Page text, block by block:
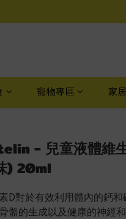
寵物專區 家
- 兒童液體維
) 20ml
D對於有效利用體內的鈣
骼的生成以及健康的神經